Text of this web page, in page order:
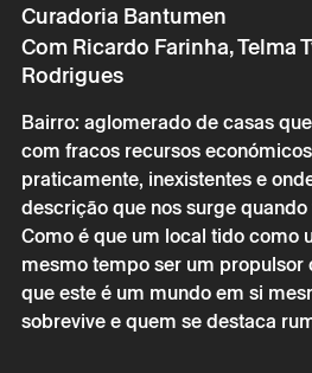
Curadoria Bantumen
Com Ricardo Farinha, Telma
Rodrigues
Bairro: aglomerado de casas
com fracos recursos
praticamente, inexistentes e
descrição que nos surge
Como é que um local tido como
mesmo tempo ser um
que este é um mundo em si
sobrevive e quem se destaca